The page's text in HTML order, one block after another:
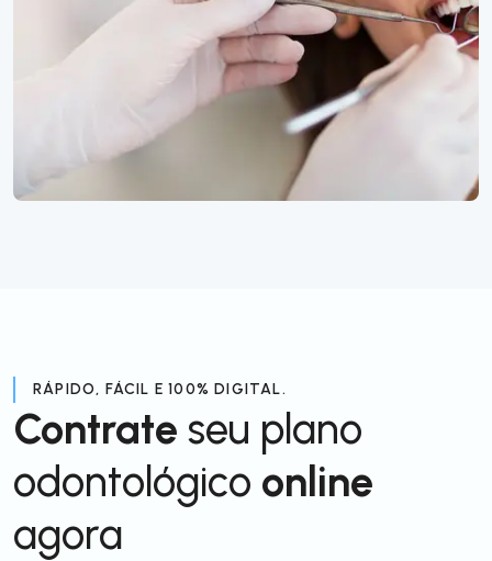
RÁPIDO, FÁCIL E 100% DIGITAL.
Contrate seu plano
odontológico online
agora